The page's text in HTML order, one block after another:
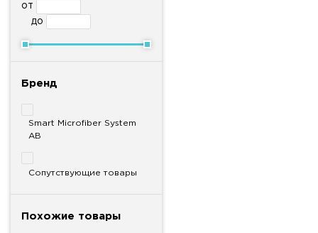
от
до
Бренд
Smart Microfiber System
AB
Сопутствующие товары
Похожие товары